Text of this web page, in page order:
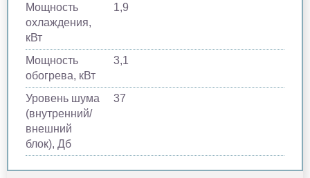
Мощность
охлаждения,
кВт
1,9
Мощность
обогрева, кВт
3,1
Уровень шума
(внутренний/
внешний
блок), Дб
37